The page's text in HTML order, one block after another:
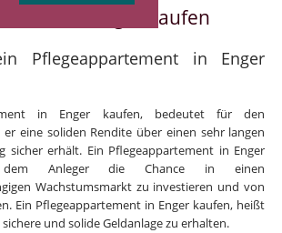
in Enger kaufen
Pflegeappartement in Enger
in Enger kaufen, bedeutet für den
er eine soliden Rendite über einen sehr langen
sicher erhält. Ein Pflegeappartement in Enger
Anleger die Chance in einen
Wachstumsmarkt zu investieren und von
Ein Pflegeappartement in Enger kaufen, heißt
und solide Geldanlage zu erhalten.